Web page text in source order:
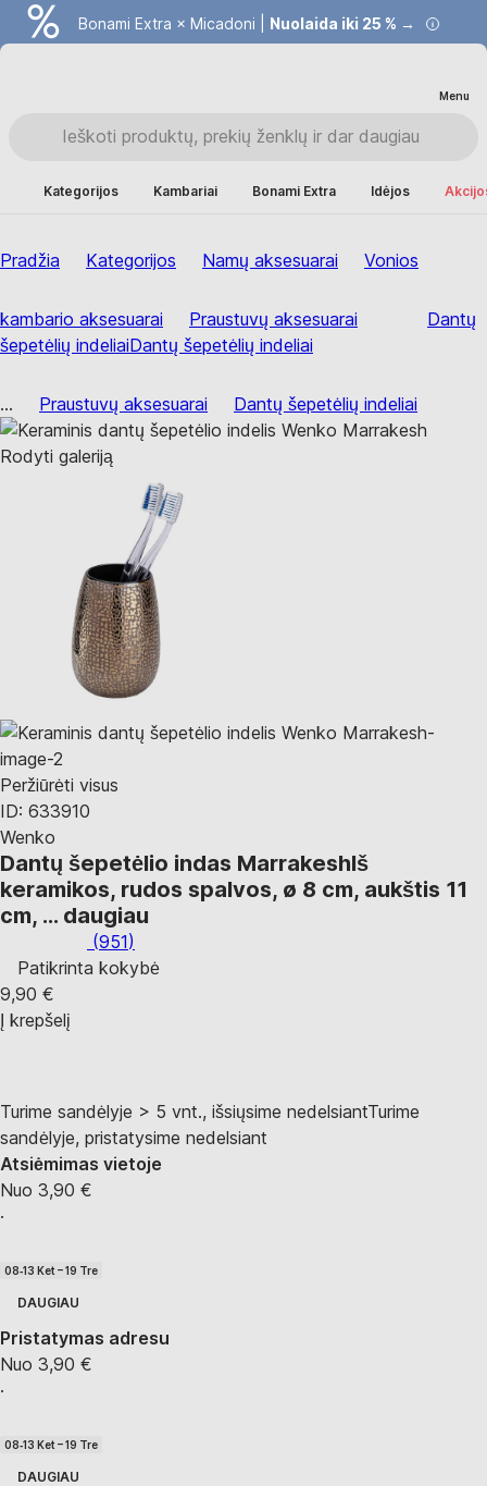
Bonami Extra × Micadoni | Nuolaida iki 25 % →
Menu
Kategorijos Kambariai Bonami Extra Idėjos
Pradžia Kategorijos Namų aksesuarai Vonios
kambario aksesuarai Praustuvų aksesuarai
Dantų
šepetėlių indeliaiDantų šepetėlių indeliai
... Praustuvų aksesuarai Dantų šepetėlių indeliai
Rodyti galeriją
Peržiūrėti visus
ID: 633910
Wenko
Dantų šepetėlio indas MarrakeshIš
keramikos, rudos spalvos, ø 8 cm, aukštis 11
cm, … daugiau
(951)
Patikrinta kokybė
9,90 €
Į krepšelį
Turime sandėlyje > 5 vnt., išsiųsime nedelsiantTurime
sandėlyje, pristatysime nedelsiant
Atsiėmimas vietoje
Nuo 3,90 €
·
08‑13 Ket – 19 Tre
DAUGIAU
Pristatymas adresu
Nuo 3,90 €
·
08‑13 Ket – 19 Tre
DAUGIAU